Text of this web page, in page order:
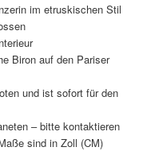
im etruskischen Stil
Biron auf den Pariser
und ist sofort für den
– bitte kontaktieren
sind in Zoll (CM)